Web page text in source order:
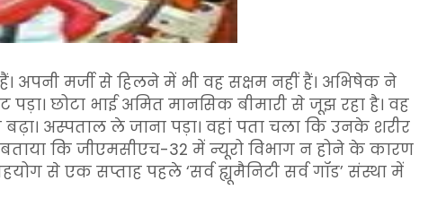
अपनी मर्जी से हिलने में भी वह सक्षम नहीं हैं। अभिषेक ने
छोटा भाई अमित मानसिक बीमारी से जूझ रहा है। वह
अस्पताल ले जाना पड़ा। वहां पता चला कि उनके शरीर
कि जीएमसीएच-32 में न्यूरो विभाग न होने के कारण
से एक सप्ताह पहले ‘सर्व ह्यूमैनिटी सर्व गॉड’ संस्था में